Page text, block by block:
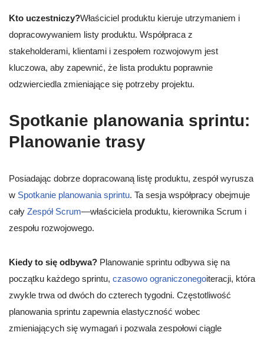
Kto uczestniczy?Właściciel produktu kieruje utrzymaniem i
dopracowywaniem listy produktu. Współpraca z
stakeholderami, klientami i zespołem rozwojowym jest
kluczowa, aby zapewnić, że lista produktu poprawnie
odzwierciedla zmieniające się potrzeby projektu.
Spotkanie planowania sprintu:
Planowanie trasy
Posiadając dobrze dopracowaną listę produktu, zespół wyrusza
w Spotkanie planowania sprintu. Ta sesja współpracy obejmuje
cały Zespół Scrum—właściciela produktu, kierownika Scrum i
zespołu rozwojowego.
Kiedy to się odbywa? Planowanie sprintu odbywa się na
początku każdego sprintu, czasowo ograniczonegoiteracji, która
zwykle trwa od dwóch do czterech tygodni. Częstotliwość
planowania sprintu zapewnia elastyczność wobec
zmieniających się wymagań i pozwala zespołowi ciągle